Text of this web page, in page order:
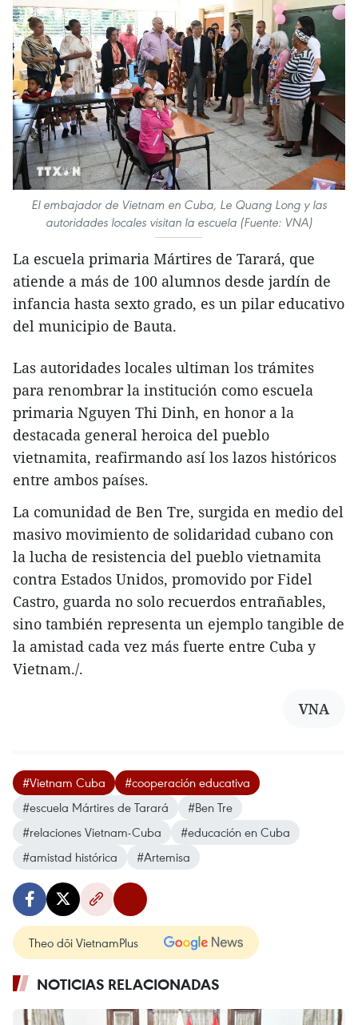
El embajador de Vietnam en Cuba, Le Quang Long y las
autoridades locales visitan la escuela (Fuente: VNA)
La escuela primaria Mártires de Tarará, que
atiende a más de 100 alumnos desde jardín de
infancia hasta sexto grado, es un pilar educativo
del municipio de Bauta.
Las autoridades locales ultiman los trámites
para renombrar la institución como escuela
primaria Nguyen Thi Dinh, en honor a la
destacada general heroica del pueblo
vietnamita, reafirmando así los lazos históricos
entre ambos países.
La comunidad de Ben Tre, surgida en medio del
masivo movimiento de solidaridad cubano con
la lucha de resistencia del pueblo vietnamita
contra Estados Unidos, promovido por Fidel
Castro, guarda no solo recuerdos entrañables,
sino también representa un ejemplo tangible de
la amistad cada vez más fuerte entre Cuba y
Vietnam./.
VNA
#Vietnam Cuba
#cooperación educativa
#escuela Mártires de Tarará
#Ben Tre
#relaciones Vietnam-Cuba
#educación en Cuba
#amistad histórica
#Artemisa
Theo dõi VietnamPlus
NOTICIAS RELACIONADAS